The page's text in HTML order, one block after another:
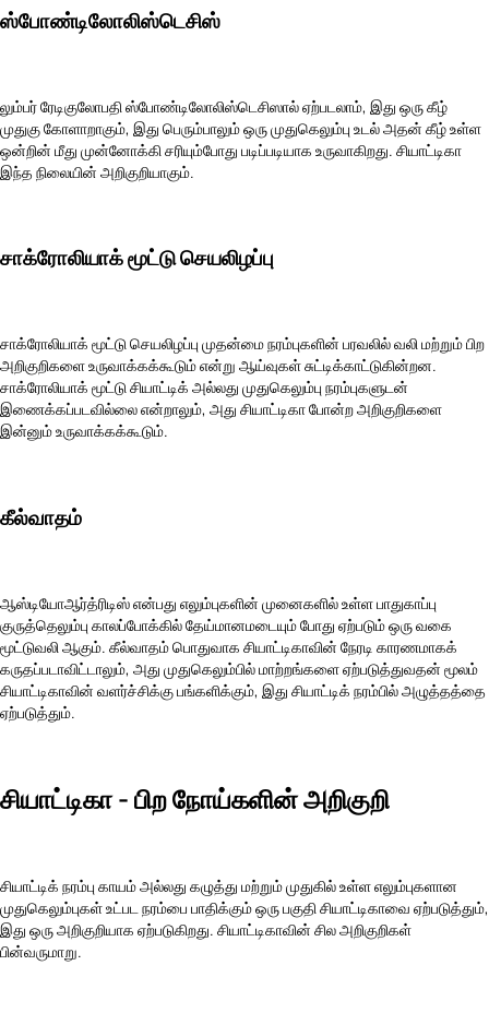
ஸ்போண்டிலோலிஸ்டெசிஸ்
லும்பர் ரேடிகுலோபதி ஸ்போண்டிலோலிஸ்டெசிஸால் ஏற்படலாம், இது ஒரு கீழ்
முதுகு கோளாறாகும், இது பெரும்பாலும் ஒரு முதுகெலும்பு உடல் அதன் கீழ் உள்ள
ஒன்றின் மீது முன்னோக்கி சரியும்போது படிப்படியாக உருவாகிறது. சியாட்டிகா
இந்த நிலையின் அறிகுறியாகும்.
சாக்ரோலியாக் மூட்டு செயலிழப்பு
சாக்ரோலியாக் மூட்டு செயலிழப்பு முதன்மை நரம்புகளின் பரவலில் வலி மற்றும் பிற
அறிகுறிகளை உருவாக்கக்கூடும் என்று ஆய்வுகள் சுட்டிக்காட்டுகின்றன.
சாக்ரோலியாக் மூட்டு சியாட்டிக் அல்லது முதுகெலும்பு நரம்புகளுடன்
இணைக்கப்படவில்லை என்றாலும், அது சியாட்டிகா போன்ற அறிகுறிகளை
இன்னும் உருவாக்கக்கூடும்.
கீல்வாதம்
ஆஸ்டியோஆர்த்ரிடிஸ் என்பது எலும்புகளின் முனைகளில் உள்ள பாதுகாப்பு
குருத்தெலும்பு காலப்போக்கில் தேய்மானமடையும் போது ஏற்படும் ஒரு வகை
மூட்டுவலி ஆகும். கீல்வாதம் பொதுவாக சியாட்டிகாவின் நேரடி காரணமாகக்
கருதப்படாவிட்டாலும், அது முதுகெலும்பில் மாற்றங்களை ஏற்படுத்துவதன் மூலம்
சியாட்டிகாவின் வளர்ச்சிக்கு பங்களிக்கும், இது சியாட்டிக் நரம்பில் அழுத்தத்தை
ஏற்படுத்தும்.
சியாட்டிகா - பிற நோய்களின் அறிகுறி
சியாட்டிக் நரம்பு காயம் அல்லது கழுத்து மற்றும் முதுகில் உள்ள எலும்புகளான
முதுகெலும்புகள் உட்பட நரம்பை பாதிக்கும் ஒரு பகுதி சியாட்டிகாவை ஏற்படுத்தும்,
இது ஒரு அறிகுறியாக ஏற்படுகிறது. சியாட்டிகாவின் சில அறிகுறிகள்
பின்வருமாறு.